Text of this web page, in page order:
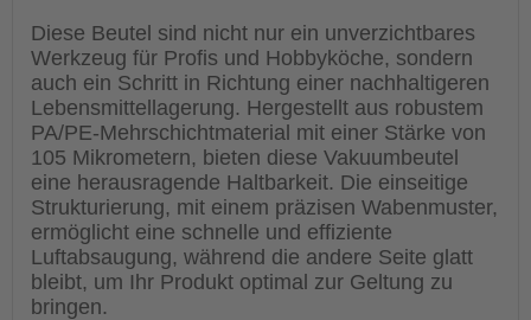
Diese Beutel sind nicht nur ein unverzichtbares
Werkzeug für Profis und Hobbyköche, sondern
auch ein Schritt in Richtung einer nachhaltigeren
Lebensmittellagerung. Hergestellt aus robustem
PA/PE-Mehrschichtmaterial mit einer Stärke von
105 Mikrometern, bieten diese Vakuumbeutel
eine herausragende Haltbarkeit. Die einseitige
Strukturierung, mit einem präzisen Wabenmuster,
ermöglicht eine schnelle und effiziente
Luftabsaugung, während die andere Seite glatt
bleibt, um Ihr Produkt optimal zur Geltung zu
bringen.